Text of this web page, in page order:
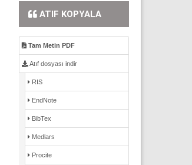
ATIF KOPYALA
Tam Metin PDF
Atıf dosyası indir
RIS
EndNote
BibTex
Medlars
Procite